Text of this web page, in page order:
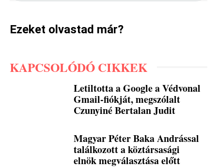
Ezeket olvastad már?
KAPCSOLÓDÓ CIKKEK
Letiltotta a Google a Védvonal
Gmail-fiókját, megszólalt
Czunyiné Bertalan Judit
Magyar Péter Baka Andrással
találkozott a köztársasági
elnök megválasztása előtt